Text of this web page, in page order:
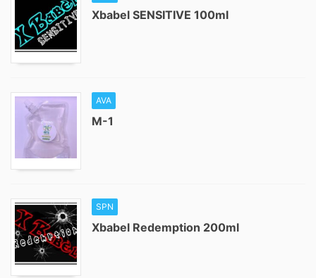
Xbabel SENSITIVE 100ml
AVA
M-1
SPN
Xbabel Redemption 200ml